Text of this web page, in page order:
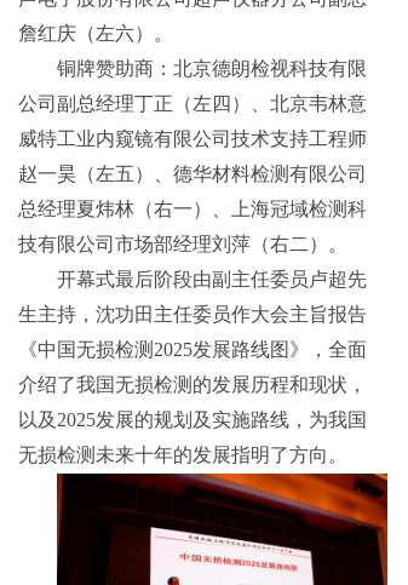
詹红庆（左六）。
铜牌赞助商：北京德朗检视科技有限
公司副总经理丁正（左四）、北京韦林意
威特工业内窥镜有限公司技术支持工程师
赵一昊（左五）、德华材料检测有限公司
总经理夏炜林（右一）、上海冠域检测科
技有限公司市场部经理刘萍（右二）。
开幕式最后阶段由副主任委员卢超先
生主持，沈功田主任委员作大会主旨报告
《中国无损检测2025发展路线图》，全面
介绍了我国无损检测的发展历程和现状，
以及2025发展的规划及实施路线，为我国
无损检测未来十年的发展指明了方向。